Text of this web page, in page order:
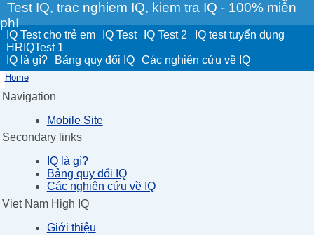
Test IQ, trac nghiem IQ, kiem tra IQ - 100% miễn
phí
IQ Test cho trẻ em IQ Test IQ Test 2
IQ test tuyển dụng
HRIQTest 1
IQ là gì?
Bảng quy đổi IQ Các nghiên cứu về IQ
Home
Navigation
Mobile Site
Secondary links
IQ là gì?
Bảng quy đổi IQ
Các nghiên cứu về IQ
Viet Nam High IQ
Giới thiệu